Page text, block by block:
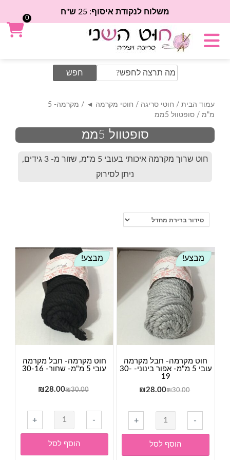
משלוח לנקודת איסוף: 25 ש"ח
Search
for:
עמוד הבית / חוטי סריגה / חוטי מקרמה ◄ /
מקרמה- 5
מ"מ / סופטוול 5ממ
סופטוול 5ממ
חוט שרוך מקרמה איכותי בעובי 5 מ"מ, שזור מ- 3 גידים,
ניתן לסירוק
מבצע!
חוט מקרמה- חבל מקרמה
עובי 5 מ"מ- אפור בינוני- 30-
19
₪30.00
המחיר
היה:
₪30.00.
₪28.00
המחיר
הוא:
₪28.00.
-
כמות
של
חוט
מקרמה-
+
הוסף לסל
מבצע!
חוט מקרמה- חבל מקרמה
עובי 5 מ"מ- שחור- 30-16
₪30.00
המחיר
היה:
₪30.00.
₪28.00
הוא:
₪28.00.
-
כמות
של
חוט
מקרמה-
+
הוסף לסל
0